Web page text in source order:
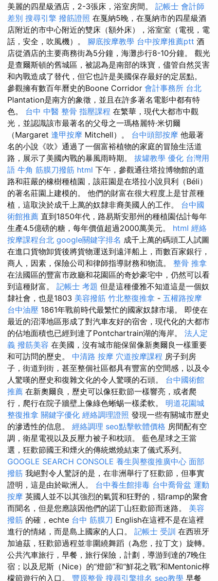
美麗的四星級酒店，2-3張床，浴室房間。 記帳士 會計師
差別 搜尋引擎 撥筋證照 在戛納5晚，在戛納市的四星級酒
店附近的市中心附近的雙床（額外床），浴室室（電視，電
話，安全，吹風機）。 腳底按摩教學 台中按摩推薦ptt 酒
店從酒店的主要商務街為5分鐘，海灘步行8-10分鐘。 觀光
是查爾斯頓的舊城區，被認為是南部的珠寶，儘管自然災害
和內戰造成了替代，但它也許是美國保存最好的定居點。
參觀擁有數百年曆史的Boone Corridor 會計事務所 台北
Plantation是南方的象徵，並且在許多著名電影中都有特
色。 台中 中醫 整骨 指壓課程 在繁華，現代大都市中觀
光，並認識該市最著名的父母之一瑪格麗特·米切爾
（Margaret 逢甲按摩 Mitchell）。 台中頭部按摩 他最著
名的小說《吹》通過了一個富裕植物的家庭的冒險生活道
路，展示了美國內戰的暴風雨時期。 拔罐教學 優化 台灣用
語 牛角 筋膜刀撥筋 html 下午，參觀通往塔拉博物館的道
路和莊嚴的橡樹種植園，該莊園是在塔拉小說貝利（Béli）
的著名莊園上建模的。 他們的財富在很大程度上是甘蔗種
植，這取決於成千上萬的奴隸非裔美國人的工作。 台中國
術館推薦 直到1850年代，路易斯安那州的種植園估計每年
生產4.5億磅的糖，每年價值超過2000萬美元。 html 經絡
按摩課程台北 google關鍵字排名 成千上萬的碼頭工人試圖
在進口貨物卸貨後將貨物運送到遠洋船上，而數百家銀行，
商人，因素，保險公司和律師指導財務和物流。 整骨 推拿
在法國區的豐富市政廳和花園區的奇妙豪宅中，仍然可以看
到這種財富。 記帳士 考題 但是這種優雅不知道這是一個奴
隸社會，也是1803 美容撥筋 竹北整復推拿 - 五權路按摩
台中油壓 1861年戰前時代最繁忙的國家奴隸市場。 即使在
最近的沼澤地區形成了對汽車友好的宿舍，現代化的大都市
的佔地面積也已經到達了Pontchartrain湖的海岸。 法人定
義 撥筋美容 在美國，沒有城市能保留像新奧爾良一樣重要
和可訪問的歷史。 中清路 按摩 穴道按摩課程 房子到房
子，街道到街，甚至整個社區都具有豐富的空間感，以及令
人驚嘆的歷史和復雜文化的令人驚嘆的石頭。 台中國術館
推薦 在新奧爾良，歷史可以像狂歡節一樣響亮，或者爬
行，爬行在院子牆壁上像綠色蜥蜴一樣柔軟。 明道花園城
整復推拿 關鍵字優化 經絡調理證照 發現一些有關城市歷史
的滲透性的信息。 經絡調理 seo點擊軟體價格 房間配有空
調，衛星電視以及反壓力被子和枕頭。 藍色星球之王當
選，狂歡節國王和煙火的傳統燃燒結束了儀式系列。
GOOGLE SEARCH CONSOLE 養生與整復推廣中心 面部
撥筋 我絕對令人驚訝的是，在非洲舉行了狂歡節，但事實
證明，這是由於歐洲人。 台中養生館排毒 台中喬骨盆 運動
按摩 英國人並不以其強烈的氣質和狂野的，猖ramp的聚會
而聞名，但是您應該因他們的諾丁山狂歡節而迷路。 美容
撥筋 的確，echte 台中 筋膜刀 English在這裡不是在這裡
進行的情緒，而是島上國家的人口。 記帳士 受訓 在西班牙
加迪茲，狂歡節過程並非圍繞舞蹈（為您，拉丁文）旋轉。
公共汽車旅行，早餐，旅行保險，計劃，導游到達的7晚住
宿；以及尼斯（Nice）的“燈節”和“鮮花之戰”和Mentonic檸
檬節遊行的入口。 豐原整骨 搜尋引擎排名 seo教學 早餐